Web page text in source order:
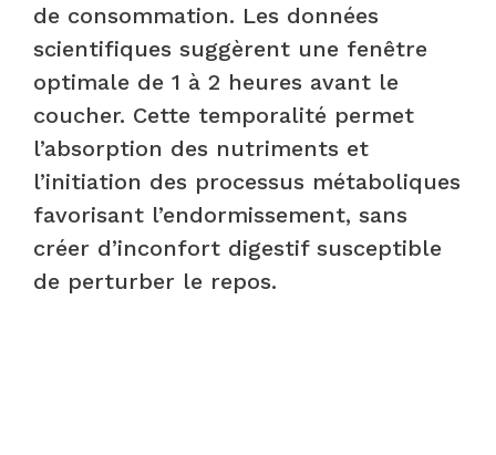
de consommation. Les données
scientifiques suggèrent une fenêtre
optimale de 1 à 2 heures avant le
coucher. Cette temporalité permet
l’absorption des nutriments et
l’initiation des processus métaboliques
favorisant l’endormissement, sans
créer d’inconfort digestif susceptible
de perturber le repos.